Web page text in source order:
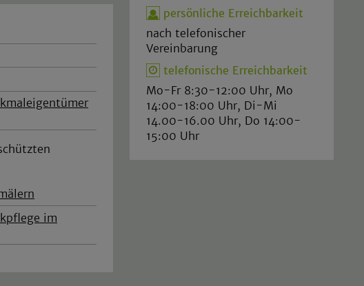
im
persönliche Erreichbarkeit
nach telefonischer
Vereinbarung
telefonische Erreichbarkeit
Mo-Fr 8:30-12:00 Uhr, Mo
14:00-18:00 Uhr, Di-Mi
14.00-16.00 Uhr, Do 14:00-
15:00 Uhr